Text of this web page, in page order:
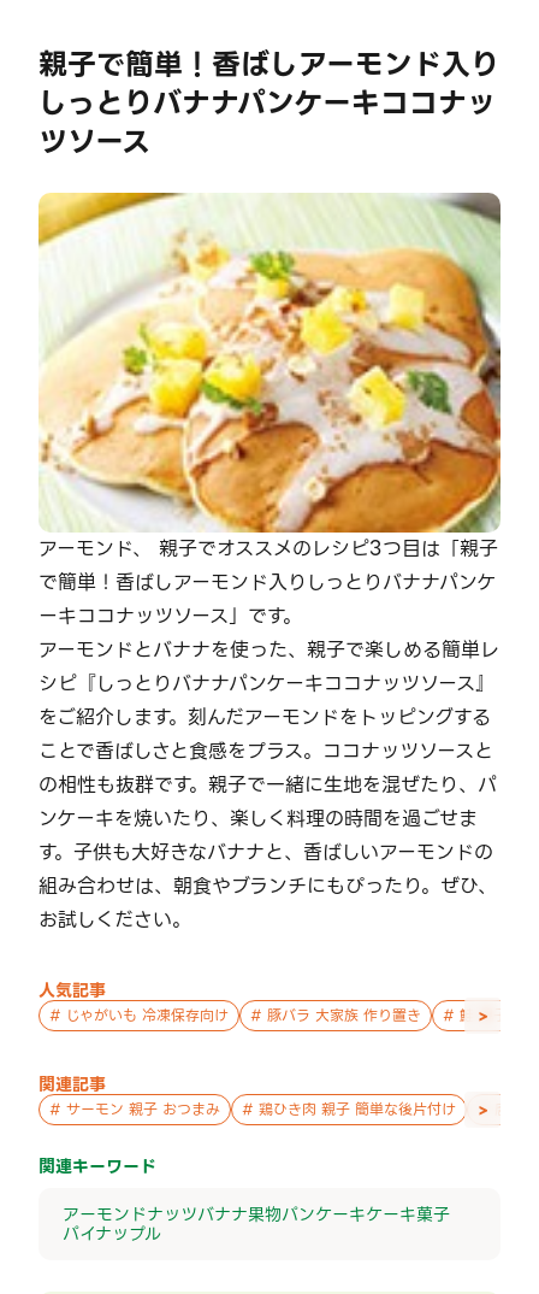
親子で簡単！香ばしアーモンド入り
しっとりバナナパンケーキココナッ
ツソース
アーモンド、 親子でオススメのレシピ3つ目は「親子
で簡単！香ばしアーモンド入りしっとりバナナパンケ
ーキココナッツソース」です。
アーモンドとバナナを使った、親子で楽しめる簡単レ
シピ『しっとりバナナパンケーキココナッツソース』
をご紹介します。刻んだアーモンドをトッピングする
ことで香ばしさと食感をプラス。ココナッツソースと
の相性も抜群です。親子で一緒に生地を混ぜたり、パ
ンケーキを焼いたり、楽しく料理の時間を過ごせま
す。子供も大好きなバナナと、香ばしいアーモンドの
組み合わせは、朝食やブランチにもぴったり。ぜひ、
お試しください。
人気記事
# じゃがいも 冷凍保存向け # 豚バラ 大家族 作り置き # 鮭 親子 作
>
関連記事
# サーモン 親子 おつまみ # 鶏ひき肉 親子 簡単な後片付け # 唐揚
>
関連キーワード
アーモンドナッツバナナ果物パンケーキケーキ菓子
パイナップル